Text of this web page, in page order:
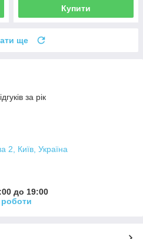
Купити
ще
за рік
2, Київ, Україна
до 19:00
роботи